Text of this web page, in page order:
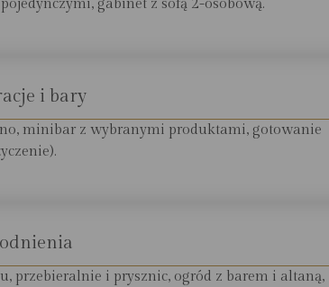
gabinet z sofą 2-osobową.
i bary
minibar z wybranymi produktami, gotowanie
przebieralnie i prysznic, ogród z barem i altaną,